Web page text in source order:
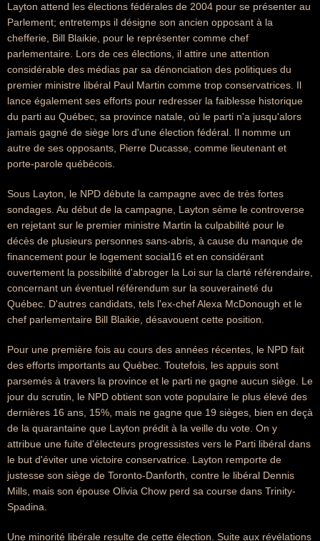
Layton attend les élections fédérales de 2004 pour se présenter au
Parlement; entretemps il désigne son ancien opposant à la
chefferie, Bill Blaikie, pour le représenter comme chef
parlementaire. Lors de ces élections, il attire une attention
considérable des médias par sa dénonciation des politiques du
premier ministre libéral Paul Martin comme trop conservatrices. Il
lance également ses efforts pour redresser la faiblesse historique
du parti au Québec, sa province natale, où le parti n'a jusqu'alors
jamais gagné de siège lors d'une élection fédéral. Il nomme un
autre de ses opposants, Pierre Ducasse, comme lieutenant et
porte-parole québécois.
Sous Layton, le NPD débute la campagne avec de très fortes
sondages. Au début de la campagne, Layton sème le controverse
en rejetant sur le premier ministre Martin la culpabilité pour le
décès de plusieurs personnes sans-abris, à cause du manque de
financement pour le logement social16 et en considérant
ouvertement la possibilité d'abroger la Loi sur la clarté référendaire,
concernant un éventuel référendum sur la souveraineté du
Québec. D'autres candidats, tels l'ex-chef Alexa McDonough et le
chef parlementaire Bill Blaikie, désavouent cette position.
Pour une première fois au cours des années récentes, le NPD fait
des efforts importants au Québec. Toutefois, les appuis sont
parsemés à travers la province et le parti ne gagne aucun siège. Le
jour du scrutin, le NPD obtient son vote populaire le plus élevé des
dernières 16 ans, 15%, mais ne gagne que 19 sièges, bien en deçà
de la quarantaine que Layton prédit à la veille du vote. On y
attribue une fuite d'électeurs progressistes vers le Parti libéral dans
le but d'éviter une victoire conservatrice. Layton remporte de
justesse son siège de Toronto-Danforth, contre le libéral Dennis
Mills, mais son épouse Olivia Chow perd sa course dans Trinity-
Spadina.
Une minorité libérale resulte de cette élection. Suite aux révélations